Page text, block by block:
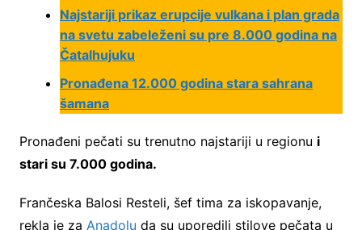
Najstariji prikaz erupcije vulkana i plan grada
na svetu zabeleženi su pre 8.000 godina na
Čatalhujuku
Pronađena 12.000 godina stara sahrana
šamana
Pronađeni pečati su trenutno najstariji u regionu i
stari su 7.000 godina.
Frančeska Balosi Resteli, šef tima za iskopavanje,
rekla je za Anadolu da su uporedili stilove pečata u